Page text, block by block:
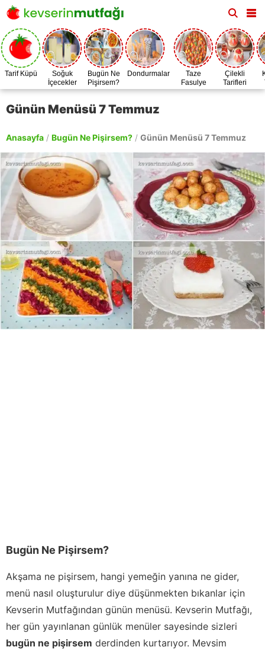
Tarif Küpü
Soğuk
İçecekler
Bugün Ne
Pişirsem?
Dondurmalar
Taze
Fasulye
Zamanı
Çilekli
Tarifleri
Günün Menüsü 7 Temmuz
Anasayfa / Bugün Ne Pişirsem? / Günün Menüsü 7 Temmuz
Bugün Ne Pişirsem?
Akşama ne pişirsem, hangi yemeğin yanına ne gider,
menü nasıl oluşturulur diye düşünmekten bıkanlar için
Kevserin Mutfağından günün menüsü. Kevserin Mutfağı,
her gün yayınlanan günlük menüler sayesinde sizleri
bugün ne pişirsem derdinden kurtarıyor. Mevsim